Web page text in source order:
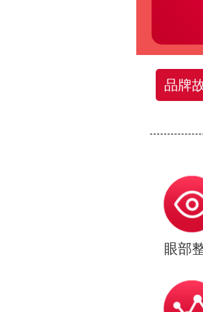
品牌
眼部